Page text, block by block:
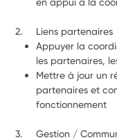
2.     Liens partenaires
Appuyer la
les partenaires,
Mettre à jour un
partenaires et
fonctionnement
3.     Gestion /